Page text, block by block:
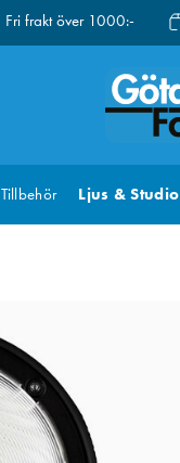
Fri frakt över 1000:-
Tillbehör Ljus & Studio